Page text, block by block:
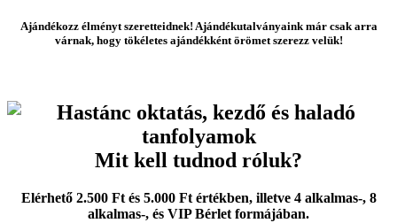
Ajándékozz élményt szeretteidnek! Ajándékutalványaink már csak arra
várnak, hogy tökéletes ajándékként örömet szerezz velük!
Mit kell tudnod róluk?
Elérhető 2.500 Ft és 5.000 Ft értékben, illetve 4 alkalmas-, 8
alkalmas-, és VIP Bérlet formájában.